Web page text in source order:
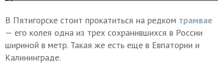
В Пятигорске стоит прокатиться на редком трамвае
— его колея одна из трех сохранившихся в России
шириной в метр. Такая же есть еще в Евпатории и
Калининграде.